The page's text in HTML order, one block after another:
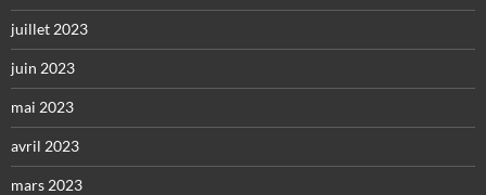
juillet 2023
juin 2023
mai 2023
avril 2023
mars 2023